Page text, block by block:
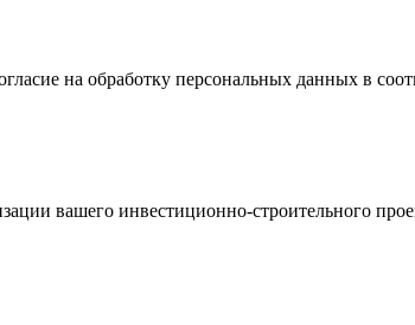
на обработку персональных данных в
вашего инвестиционно-строительного